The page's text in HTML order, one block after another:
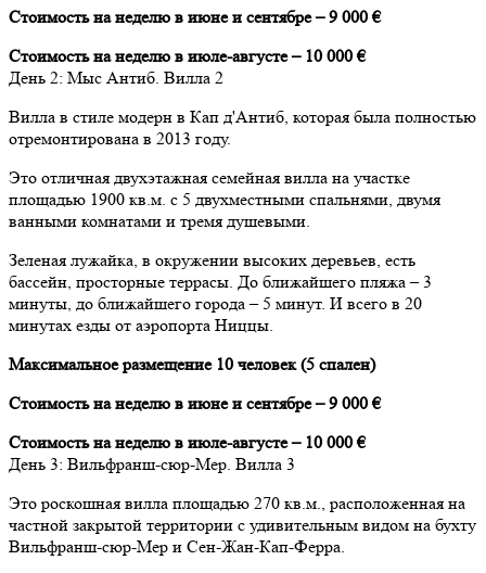
Стоимость на неделю в июне и сентябре – 9 000 €
Стоимость на неделю в июле-августе – 10 000 €
День 2: Мыс Антиб. Вилла 2
Вилла в стиле модерн в Кап д'Антиб, которая была полностью
отремонтирована в 2013 году.
Это отличная двухэтажная семейная вилла на участке
площадью 1900 кв.м. с 5 двухместными спальнями, двумя
ванными комнатами и тремя душевыми.
Зеленая лужайка, в окружении высоких деревьев, есть
бассейн, просторные террасы. До ближайшего пляжа – 3
минуты, до ближайшего города – 5 минут. И всего в 20
минутах езды от аэропорта Ниццы.
Максимальное размещение 10 человек (5 спален)
Стоимость на неделю в июне и сентябре – 9 000 €
Стоимость на неделю в июле-августе – 10 000 €
День 3: Вильфранш-cюр-Мер. Вилла 3
Это роскошная вилла площадью 270 кв.м., расположенная на
частной закрытой территории с удивительным видом на бухту
Вильфранш-сюр-Мер и Сен-Жан-Кап-Ферра.